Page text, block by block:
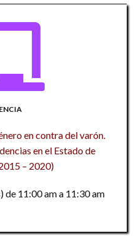
en contra del varón.
en el Estado de
– 2020)
11:00 am a 11:30 am